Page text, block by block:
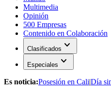
Multimedia
Opinión
500 Empresas
Contenido en Colaboración
Clasificados expand_more
Especiales expand_more
Es noticia:Posesión en Cali|Día